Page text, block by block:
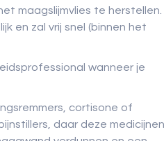
maagslijmvlies te herstellen.
en zal vrij snel (binnen het
wanneer je
cortisone of
daar deze medicijnen